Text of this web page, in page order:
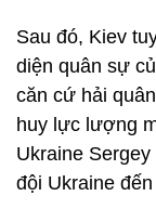
Sau đó, Kiev
diện quân sự
căn cứ hải
huy lực lượng
Ukraine
đội Ukraine